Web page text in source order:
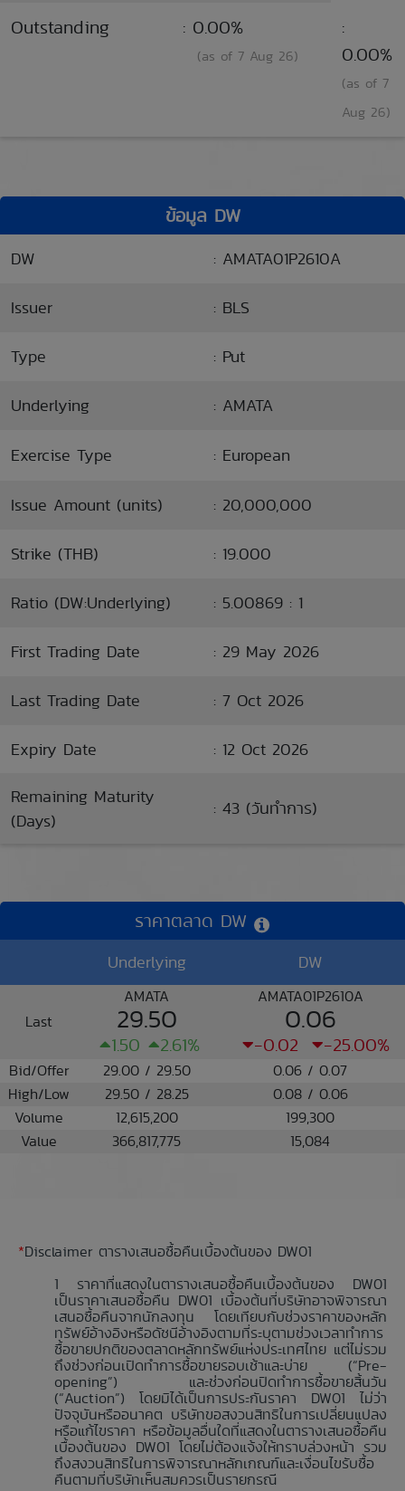
Outstanding : 0.00%
(as of 7 Aug 26)
:
0.00%
(as of 7
Aug 26)
ข้อมูล DW
DW : AMATA01P2610A
Issuer : BLS
Type : Put
Underlying : AMATA
Exercise Type : European
Issue Amount (units) : 20,000,000
Strike (THB) : 19.000
Ratio (DW:Underlying) : 5.00869 : 1
First Trading Date : 29 May 2026
Last Trading Date : 7 Oct 2026
Expiry Date : 12 Oct 2026
Remaining Maturity
(Days)
: 43 (วันทำการ)
ราคาตลาด DW
Underlying DW
Last
AMATA
29.50
1.50 2.61%
AMATA01P2610A
0.06
-0.02 -25.00%
Bid/Offer 29.00 / 29.50
0.06 / 0.07
High/Low
29.50 / 28.25
0.08 / 0.06
Volume
12,615,200
199,300
Value
366,817,775 15,084
*Disclaimer ตารางเสนอซื้อคืนเบื้องต้นของ DW01
ราคาที่แสดงในตารางเสนอซื้อคืนเบื้องต้นของ DW01
เป็นราคาเสนอซื้อคืน DW01 เบื้องต้นที่บริษัทอาจพิจารณา
เสนอซื้อคืนจากนักลงทุน โดยเทียบกับช่วงราคาของหลัก
ทรัพย์อ้างอิงหรือดัชนีอ้างอิงตามที่ระบุตามช่วงเวลาทำการ
ซื้อขายปกติของตลาดหลักทรัพย์แห่งประเทศไทย แต่ไม่รวม
ถึงช่วงก่อนเปิดทำการซื้อขายรอบเช้าและบ่าย (“Pre-
opening”) และช่วงก่อนปิดทำการซื้อขายสิ้นวัน
(“Auction”) โดยมิได้เป็นการประกันราคา DW01 ไม่ว่า
ปัจจุบันหรืออนาคต บริษัทขอสงวนสิทธิในการเปลี่ยนแปลง
หรือแก้ไขราคา หรือข้อมูลอื่นใดที่แสดงในตารางเสนอซื้อคืน
เบื้องต้นของ DW01 โดยไม่ต้องแจ้งให้ทราบล่วงหน้า รวม
ถึงสงวนสิทธิในการพิจารณาหลักเกณฑ์และเงื่อนไขรับซื้อ
คืนตามที่บริษัทเห็นสมควรเป็นรายกรณี